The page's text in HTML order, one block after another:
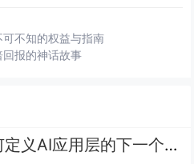
不知的权益与指南
报的神话故事
迈富时：FDE模式如何定义AI应用层的下一个价值锚点